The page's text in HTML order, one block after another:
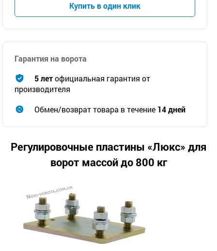
Купить в один клик
Гарантия на ворота
5 летофициальная гарантия от
производителя
Обмен/возврат товара в течение 14 дней
Регулировочные пластины «Люкс» для
ворот массой до 800 кг